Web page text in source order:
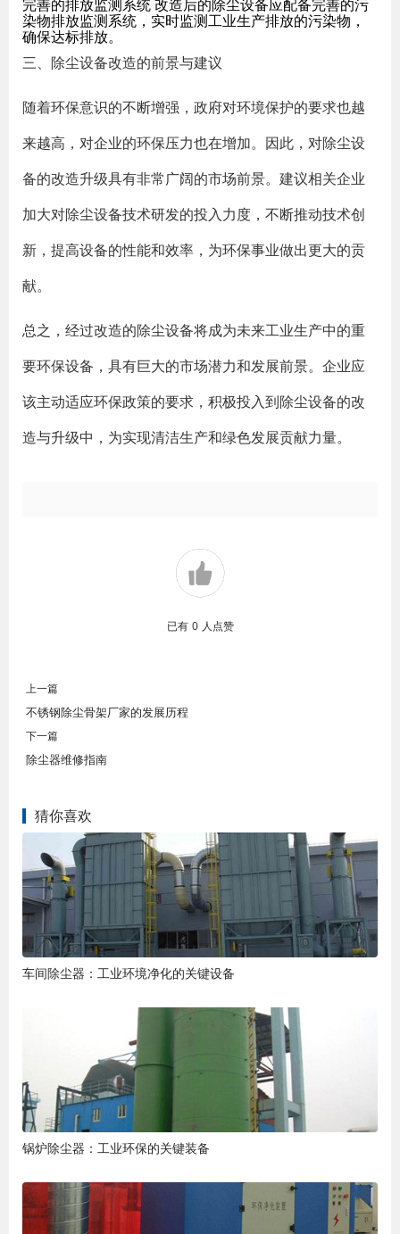
完善的排放监测系统 改造后的除尘设备应配备完善的污
染物排放监测系统，实时监测工业生产排放的污染物，
确保达标排放。
三、除尘设备改造的前景与建议
随着环保意识的不断增强，政府对环境保护的要求也越
来越高，对企业的环保压力也在增加。因此，对除尘设
备的改造升级具有非常广阔的市场前景。建议相关企业
加大对除尘设备技术研发的投入力度，不断推动技术创
新，提高设备的性能和效率，为环保事业做出更大的贡
献。
总之，经过改造的除尘设备将成为未来工业生产中的重
要环保设备，具有巨大的市场潜力和发展前景。企业应
该主动适应环保政策的要求，积极投入到除尘设备的改
造与升级中，为实现清洁生产和绿色发展贡献力量。
已有 0 人点赞
上一篇
不锈钢除尘骨架厂家的发展历程
下一篇
除尘器维修指南
猜你喜欢
车间除尘器：工业环境净化的关键设备
锅炉除尘器：工业环保的关键装备